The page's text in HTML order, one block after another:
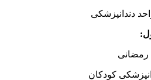
دندانپزشکی
رمضانی
کودکان